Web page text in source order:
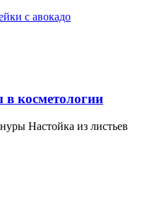
с авокадо
косметологии
Настойка из листьев